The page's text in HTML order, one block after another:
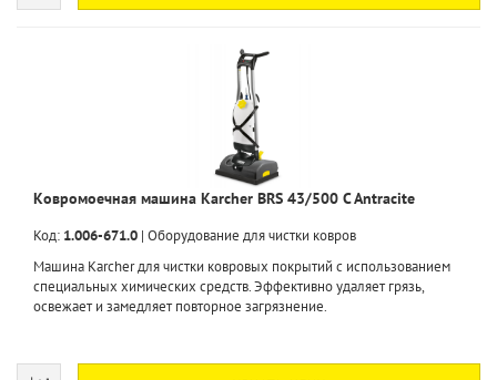
Ковромоечная машина Karcher BRS 43/500 C Antracite
Код: 1.006-671.0 | Оборудование для чистки ковров
Машина Karcher для чистки ковровых покрытий с использованием
специальных химических средств. Эффективно удаляет грязь,
освежает и замедляет повторное загрязнение.